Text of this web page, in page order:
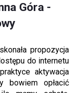
Góra -
propozycja
do internetu
aktywacja
bowiem opłacić